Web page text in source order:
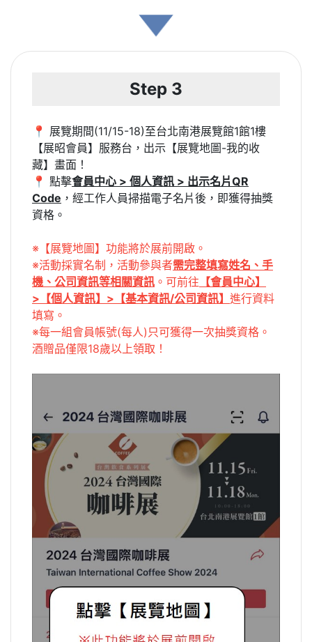
Step 3
📍 展覽期間(11/15-18)至台北南港展覽館1館1樓
【展昭會員】服務台，出示【展覽地圖-我的收
藏】畫面！
📍 點擊會員中心 > 個人資訊 > 出示名片QR
Code ，經工作人員掃描電子名片後，即獲得抽獎
資格。
※【展覽地圖】功能將於展前開啟。
※活動採實名制，活動參與者需完整填寫姓名、手
機、公司資訊等相關資訊 。可前往 【會員中心】
>【個人資訊】>【基本資訊/公司資訊】 進行資料
填寫。
※每一組會員帳號(每人)只可獲得一次抽獎資格。
酒贈品僅限18歲以上領取！